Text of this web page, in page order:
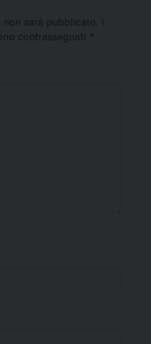
non sarà pubblicato.
contrassegnati *